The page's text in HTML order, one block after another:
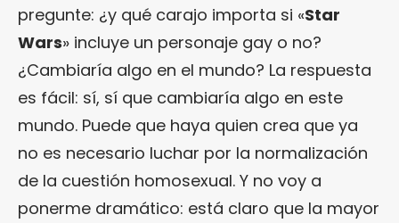
pregunte: ¿y qué carajo importa si «Star
Wars» incluye un personaje gay o no?
¿Cambiaría algo en el mundo? La respuesta
es fácil: sí, sí que cambiaría algo en este
mundo. Puede que haya quien crea que ya
no es necesario luchar por la normalización
de la cuestión homosexual. Y no voy a
ponerme dramático: está claro que la mayor